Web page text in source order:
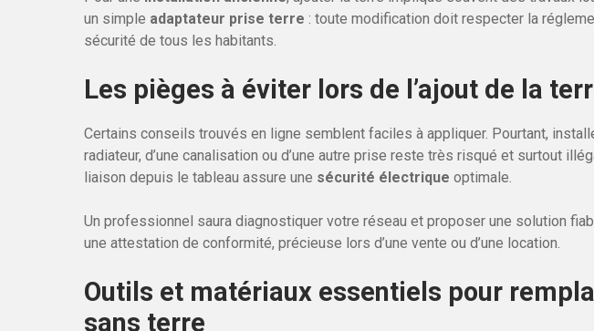
un simple adaptateur prise terre : toute modification doit respecter la
sécurité de tous les habitants.
Les pièges à éviter lors de l’ajout de la
Certains conseils trouvés en ligne semblent faciles à appliquer. Pourtant,
radiateur, d’une canalisation ou d’une autre prise reste très risqué et surtout
liaison depuis le tableau assure une sécurité électrique optimale.
Un professionnel saura diagnostiquer votre réseau et proposer une solution
une attestation de conformité, précieuse lors d’une vente ou d’une location.
Outils et matériaux essentiels pour
sans terre